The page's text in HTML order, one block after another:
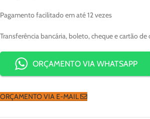
Pagamento facilitado em até 12 vezes
Transferência bancária, boleto, cheque e cartão de
ORÇAMENTO VIA WHATSAPP
ORÇAMENTO VIA E-MAIL